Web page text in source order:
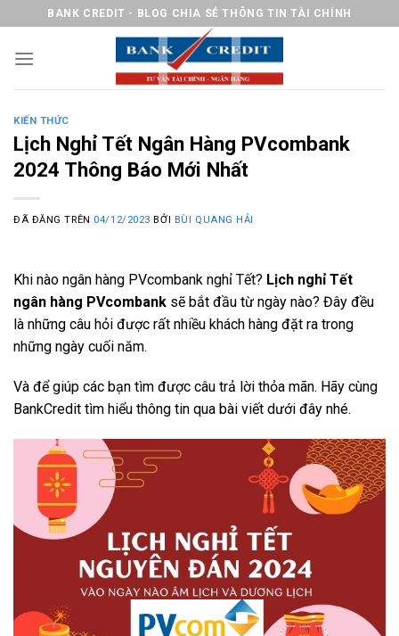
nội
BANK CREDIT - BLOG CHIA SẺ THÔNG TIN TÀI CHÍNH
KIẾN THỨC
Lịch Nghỉ Tết Ngân Hàng PVcombank
2024 Thông Báo Mới Nhất
ĐÃ ĐĂNG TRÊN 04/12/2023 BỞI BÙI QUANG HẢI
Khi nào ngân hàng PVcombank nghỉ Tết? Lịch nghỉ Tết
ngân hàng PVcombank sẽ bắt đầu từ ngày nào? Đây đều
là những câu hỏi được rất nhiều khách hàng đặt ra trong
những ngày cuối năm.
Và để giúp các bạn tìm được câu trả lời thỏa mãn. Hãy cùng
BankCredit tìm hiểu thông tin qua bài viết dưới đây nhé.